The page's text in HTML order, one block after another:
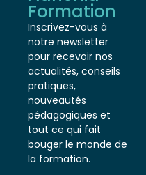
Formation
Inscrivez-vous à
notre newsletter
pour recevoir nos
actualités, conseils
pratiques,
nouveautés
pédagogiques et
tout ce qui fait
bouger le monde de
la formation.